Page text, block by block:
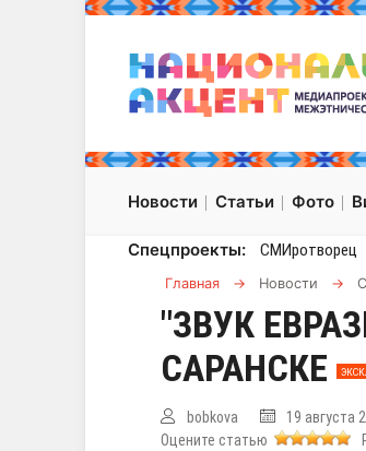
Новости Статьи Фото
Спецпроекты: СМИротворец
Главная → Новости →
"ЗВУК
САРАНСКЕ
bobkova 19 августа
Оцените статью